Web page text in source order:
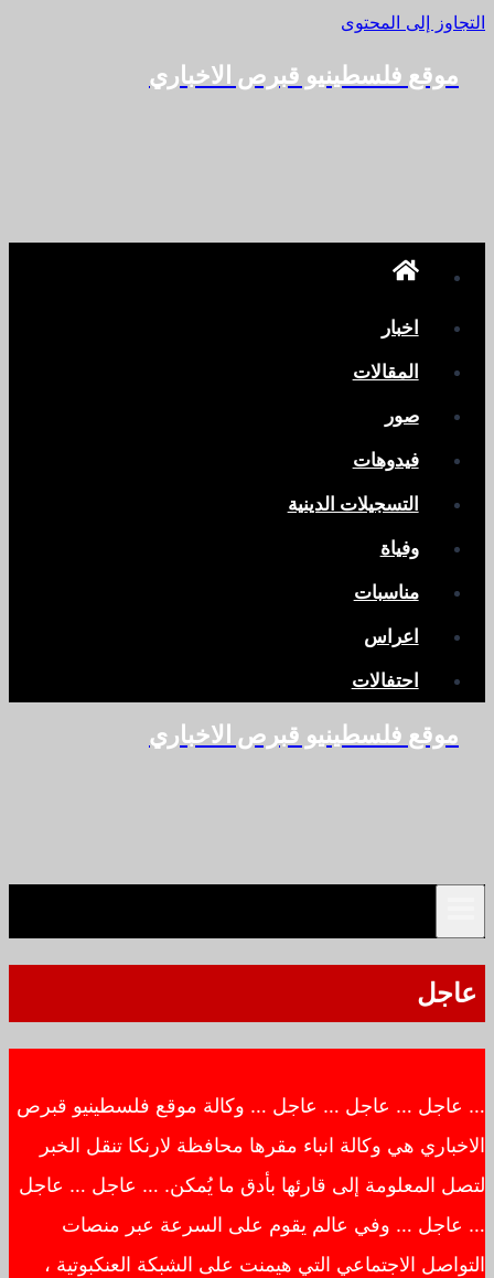
التجاوز إلى المحتوى
موقع فلسطينيو قبرص الاخباري
اخبار
المقالات
صور
فيدوهات
التسجيلات الدينية
وفياة
مناسبات
اعراس
احتفالات
موقع فلسطينيو قبرص الاخباري
عاجل
… عاجل … عاجل … عاجل … وكالة موقع فلسطينيو قبرص
الاخباري هي وكالة انباء مقرها محافظة لارنكا تنقل الخبر
لتصل المعلومة إلى قارئها بأدق ما يُمكن. … عاجل … عاجل
… عاجل … وفي عالم يقوم على السرعة عبر منصات
التواصل الاجتماعي التي هيمنت على الشبكة العنكبوتية ،